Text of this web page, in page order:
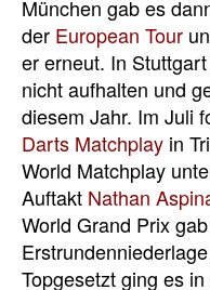
München gab es
der European Tour
er erneut. In
nicht aufhalten und
diesem Jahr. Im Juli
Darts Matchplay in
World Matchplay
Auftakt Nathan
World Grand Prix
Topgesetzt ging es